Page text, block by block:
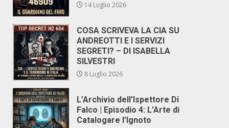
14 Luglio 2026
COSA SCRIVEVA LA CIA SU
ANDREOTTI E I SERVIZI
SEGRETI? – DI ISABELLA
SILVESTRI
8 Luglio 2026
L’Archivio dell’Ispettore Di
Falco | Episodio 4: L’Arte di
Catalogare l’Ignoto